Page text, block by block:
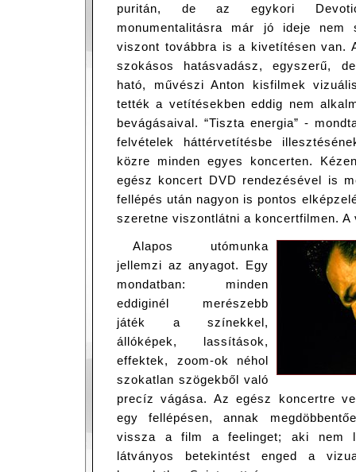
puritán, de az egykori
monumentalitásra már jó ideje nem
viszont továbbra is a kivetítésen van.
szokásos hatásvadász, egyszerű,
ható, művészi Anton kisfilmek
tették a vetítésekben eddig nem
bevágásaival. “Tiszta energia” -
felvételek háttérvetítésbe
közre minden egyes koncerten.
egész koncert DVD rendezésével is
fellépés után nagyon is pontos
szeretne viszontlátni a koncertfilmen.
Alapos utómunka
jellemzi az anyagot. Egy
mondatban: minden
eddiginél merészebb
játék a színekkel,
állóképek, lassítások,
effektek, zoom-ok néhol
szokatlan szögekből való
precíz vágása. Az egész koncertre
egy fellépésen, annak
vissza a film a feelinget; aki nem
látványos betekintést enged a